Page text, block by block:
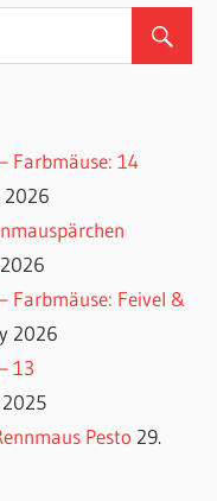
Farbmäuse: 14
2026
Farbmäuse: Feivel &
2026
13
2025
Pesto 29.